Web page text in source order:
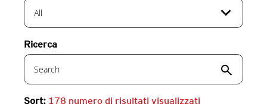
All expand_more
Ricerca
search
Sort: 178 numero di risultati visualizzati